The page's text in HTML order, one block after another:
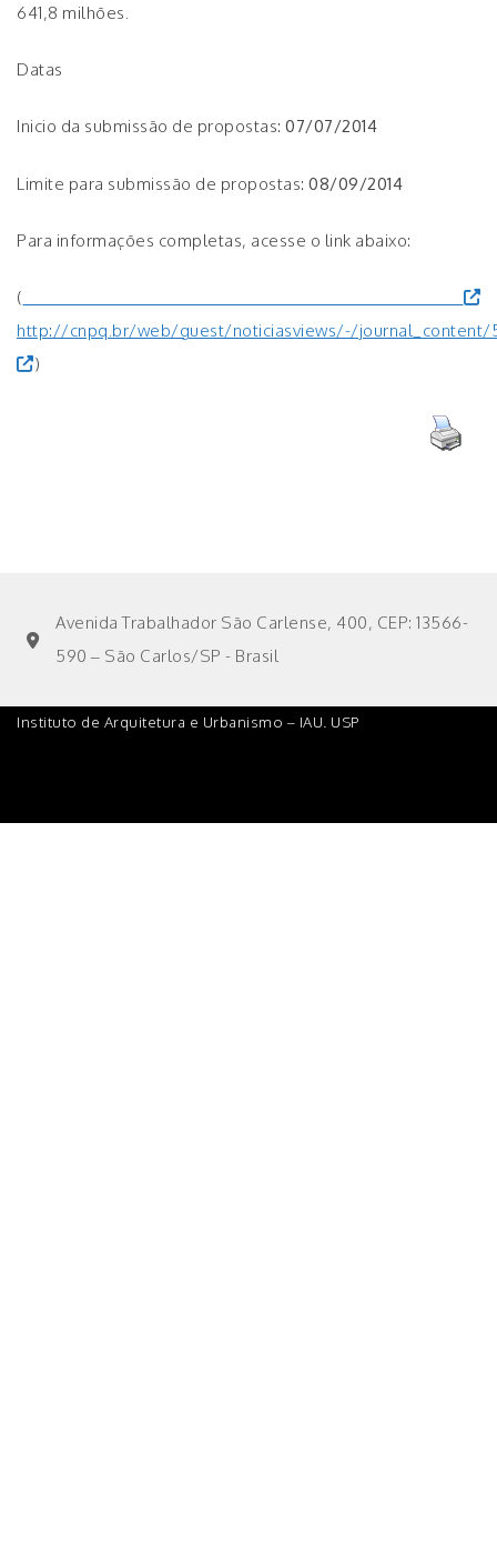
641,8 milhões.
Datas
Inicio da submissão de propostas: 07/07/2014
Limite para submissão de propostas: 08/09/2014
Para informações completas, acesse o link abaixo:
(
http://cnpq.br/web/guest/noticiasviews/-/journal_content/
)
Avenida Trabalhador São Carlense, 400, CEP: 13566-
590 – São Carlos/SP - Brasil
Instituto de Arquitetura e Urbanismo – IAU. USP